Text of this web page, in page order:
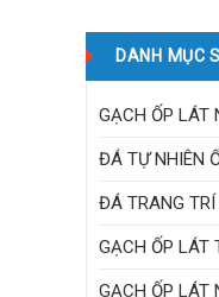
DANH MỤC
GẠCH ỐP LÁT
ĐÁ TỰ NHIÊN
ĐÁ TRANG TRÍ
GẠCH ỐP LÁT
GẠCH ỐP LÁT